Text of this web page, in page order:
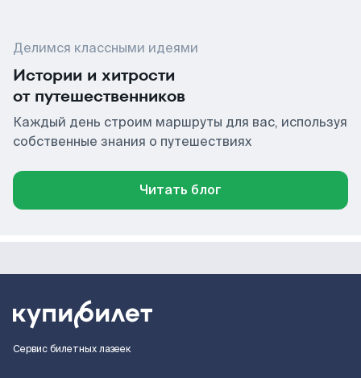
Делимся классными идеями
Истории и хитрости
от путешественников
Каждый день строим маршруты для вас, используя
собственные знания о путешествиях
Читать блог
Сервис билетных лазеек